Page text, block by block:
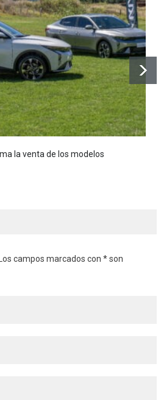
la venta de los modelos
campos marcados con * son